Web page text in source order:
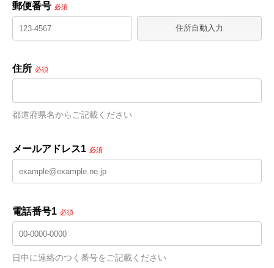
郵便番号 必須
住所自動入力
住所 必須
都道府県名からご記載ください
メールアドレス1 必須
電話番号1 必須
日中に連絡のつく番号をご記載ください